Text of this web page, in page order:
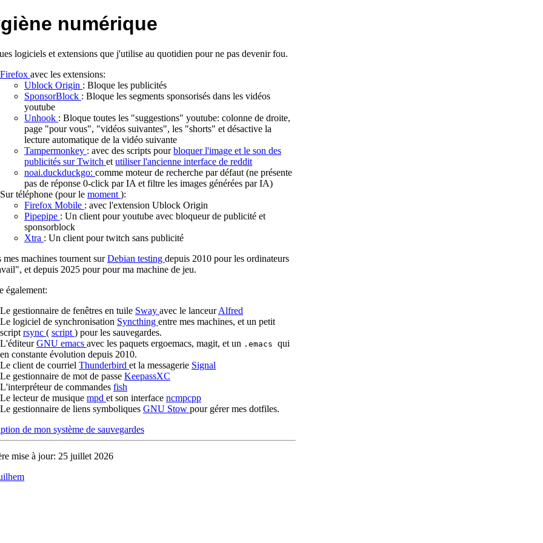
numérique
logiciels et extensions que j'utilise au quotidien pour ne pas devenir fou.
Firefox avec les extensions:
Ublock Origin : Bloque les publicités
SponsorBlock : Bloque les segments sponsorisés dans les vidéos
youtube
Unhook : Bloque toutes les "suggestions" youtube: colonne de droite,
page "pour vous", "vidéos suivantes", les "shorts" et désactive la
lecture automatique de la vidéo suivante
Tampermonkey : avec des scripts pourbloquer l'image et le son des
publicités sur Twitch et utiliser l'ancienne interface de reddit
noai.duckduckgo: comme moteur de recherche par défaut (ne présente
pas de réponse 0-click par IA et filtre les images générées par IA)
Sur téléphone (pour le moment ):
Firefox Mobile : avec l'extension Ublock Origin
Pipepipe : Un client pour youtube avec bloqueur de publicité et
sponsorblock
Xtra : Un client pour twitch sans publicité
mes machines tournent surDebian testing depuis 2010 pour les ordinateurs
et depuis 2025 pour pour ma machine de jeu.
également:
Le gestionnaire de fenêtres en tuile Sway avec le lanceurAlfred
Le logiciel de synchronisation Syncthing entre mes machines, et un petit
script rsync ( script ) pour les sauvegardes.
L'éditeurGNU emacs avec les paquets ergoemacs, magit, et un .emacs qui
en constante évolution depuis 2010.
Le client de courriel Thunderbird et la messagerie Signal
Le gestionnaire de mot de passe KeepassXC
L'interpréteur de commandes fish
Le lecteur de musique mpd et son interface ncmpcpp
Le gestionnaire de liens symboliques GNU Stow pour gérer mes dotfiles.
de mon système de sauvegardes
mise à jour: 25 juillet 2026